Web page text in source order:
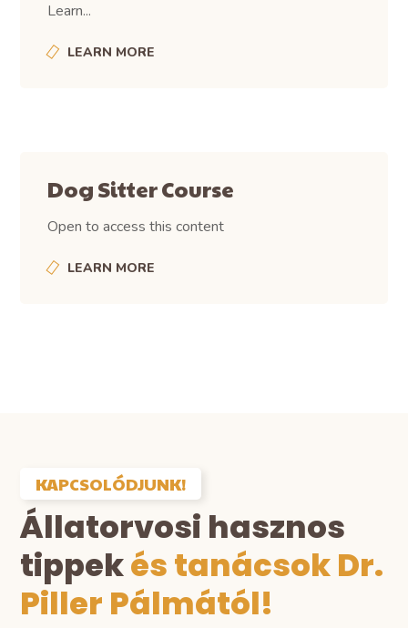
Learn...
LEARN MORE
Dog Sitter Course
Open to access this content
LEARN MORE
KAPCSOLÓDJUNK!
Állatorvosi hasznos
tippekés tanácsok Dr.
Piller Pálmától!